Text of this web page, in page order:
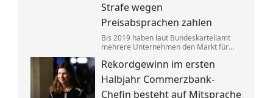
Strafe wegen
Preisabsprachen zahlen
Bis 2019 haben laut Bundeskartellamt
mehrere Unternehmen den Markt für
aufgeteilt. Um die verbotenen
Absprachen zu verschleiern, wurden
Codewörter verwendet.
Rekordgewinn im ersten
Halbjahr Commerzbank-
Chefin besteht auf Mitsprache